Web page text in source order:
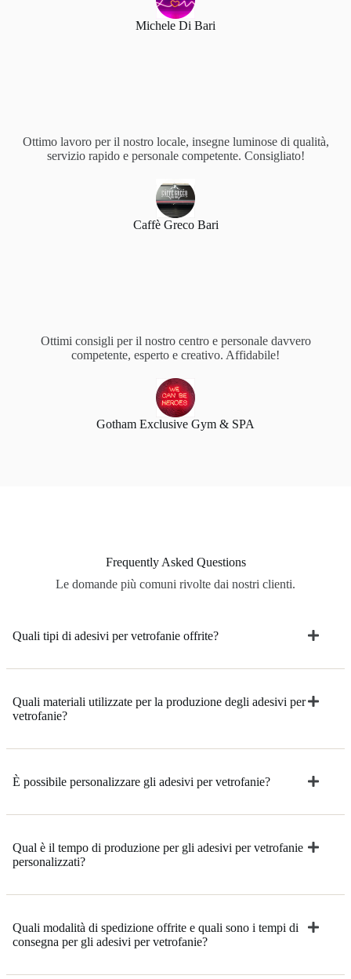
Michele Di Bari
Ottimo lavoro per il nostro locale, insegne luminose di qualità,
servizio rapido e personale competente. Consigliato!
Caffè Greco Bari
Ottimi consigli per il nostro centro e personale davvero
competente, esperto e creativo. Affidabile!
Gotham Exclusive Gym & SPA
Frequently Asked Questions
Le domande più comuni rivolte dai nostri clienti.
Quali tipi di adesivi per vetrofanie offrite?
Quali materiali utilizzate per la produzione degli adesivi per
vetrofanie?
È possibile personalizzare gli adesivi per vetrofanie?
Qual è il tempo di produzione per gli adesivi per vetrofanie
personalizzati?
Quali modalità di spedizione offrite e quali sono i tempi di
consegna per gli adesivi per vetrofanie?